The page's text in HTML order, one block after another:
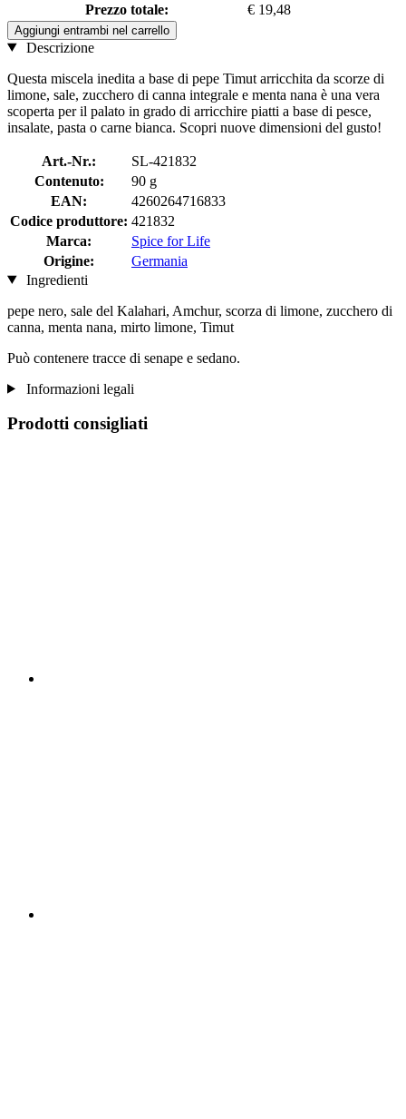
Prezzo totale:
€ 19,48
Aggiungi entrambi nel carrello
Descrizione
Questa miscela inedita a base di pepe Timut arricchita da scorze di
limone, sale, zucchero di canna integrale e menta nana è una vera
scoperta per il palato in grado di arricchire piatti a base di pesce,
insalate, pasta o carne bianca. Scopri nuove dimensioni del gusto!
Art.-Nr.:
SL-421832
Contenuto:
90 g
EAN:
4260264716833
Codice produttore: 421832
Marca:
Spice for Life
Origine:
Germania
Ingredienti
pepe nero, sale del Kalahari, Amchur, scorza di limone, zucchero di
canna, menta nana, mirto limone, Timut
Può contenere tracce di senape e sedano.
Informazioni legali
Prodotti consigliati